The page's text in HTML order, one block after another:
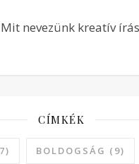
Mit nevezünk kreatív
CÍMKÉK
BOLDOGSÁG (9)